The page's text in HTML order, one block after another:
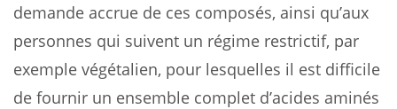
demande accrue de ces composés, ainsi qu’aux
personnes qui suivent un régime restrictif, par
exemple végétalien, pour lesquelles il est difficile
de fournir un ensemble complet d’acides aminés